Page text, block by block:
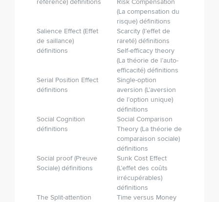
référence) définitions
Risk Compensation
(La compensation du
risque) définitions
Salience Effect (Effet
de saillance)
définitions
Scarcity (l’effet de
rareté) définitions
Self-efficacy theory
(La théorie de l’auto­-
efficacité) définitions
Serial Position Effect
définitions
Single-option
aversion (L’aversion
de l’option unique)
définitions
Social Cognition
définitions
Social Comparison
Theory (La théorie de
comparaison sociale)
définitions
Social proof (Preuve
Sociale) définitions
Sunk Cost Effect
(L’effet des coûts
irrécupérables)
définitions
The Split-attention
Time versus Money